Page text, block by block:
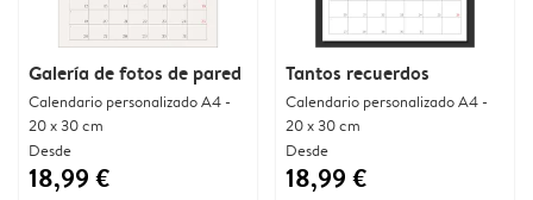
Galería de fotos de pared
Calendario personalizado A4 -
20 x 30 cm
Desde
18,99 €
Tantos recuerdos
Calendario personalizado A4 -
20 x 30 cm
Desde
18,99 €